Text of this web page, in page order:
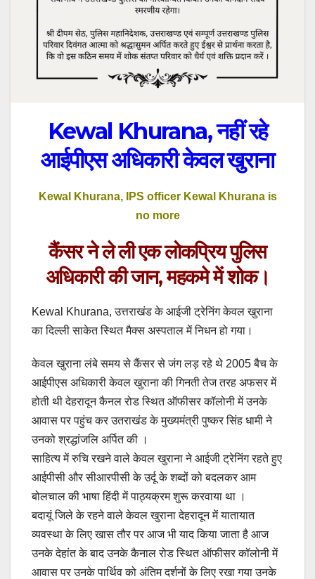
Kewal Khurana, नहीं रहे
आईपीएस अधिकारी केवल खुराना
Kewal Khurana, IPS officer Kewal Khurana is
no more
कैंसर ने ले ली एक लोकप्रिय पुलिस
अधिकारी की जान, महकमे में शोक।
Kewal Khurana, उत्तराखंड के आईजी ट्रेनिंग केवल खुराना
का दिल्ली साकेत स्थित मैक्स अस्पताल में निधन हो गया।
केवल खुराना लंबे समय से कैंसर से जंग लड़ रहे थे 2005 बैच के
आईपीएस अधिकारी केवल खुराना की गिनती तेज तरह अफसर में
होती थी देहरादून कैनल रोड स्थित ऑफीसर कॉलोनी में उनके
आवास पर पहुंच कर उतराखंड के मुख्यमंत्री पुष्कर सिंह धामी ने
उनको श्रद्धांजलि अर्पित की ।
साहित्य में रुचि रखने वाले केवल खुराना ने आईजी ट्रेनिंग रहते हुए
आईपीसी और सीआरपीसी के उर्दू के शब्दों को बदलकर आम
बोलचाल की भाषा हिंदी में पाठ्यक्रम शुरू करवाया था ।
बदायूं जिले के रहने वाले केवल खुराना देहरादून में यातायात
व्यवस्था के लिए खास तौर पर आज भी याद किया जाता है आज
उनके देहांत के बाद उनके कैनाल रोड स्थित ऑफीसर कॉलोनी में
आवास पर उनके पार्थिव को अंतिम दर्शनों के लिए रखा गया उनके